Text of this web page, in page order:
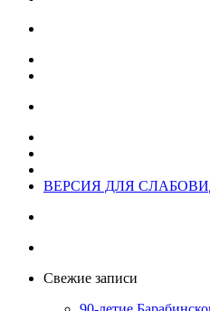
ВЕРСИЯ ДЛЯ
Свежие записи